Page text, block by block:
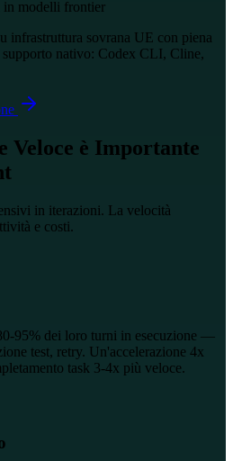
in modelli frontier
infrastruttura sovrana UE con piena
nativo: Codex CLI, Cline,
Veloce è Importante
in iterazioni. La velocità
e costi.
95% dei loro turni in esecuzione —
test, retry. Un'accelerazione 4x
task 3-4x più veloce.